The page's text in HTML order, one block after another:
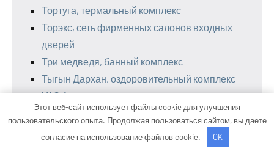
Тортуга, термальный комплекс
Торэкс, сеть фирменных салонов входных
дверей
Три медведя, банный комплекс
Тыгын Дархан, оздоровительный комплекс
УАЗ Авто
Улыбка Радуги
Усадьба Медуша, загородный комплекс
Этот веб-сайт использует файлы cookie для улучшения
пользовательского опыта. Продолжая пользоваться сайтом, вы даете
согласие на использование файлов cookie.
OK